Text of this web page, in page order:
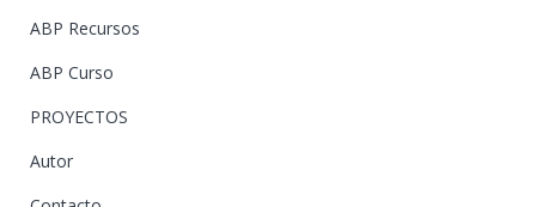
ABP Recursos
ABP Curso
PROYECTOS
Autor